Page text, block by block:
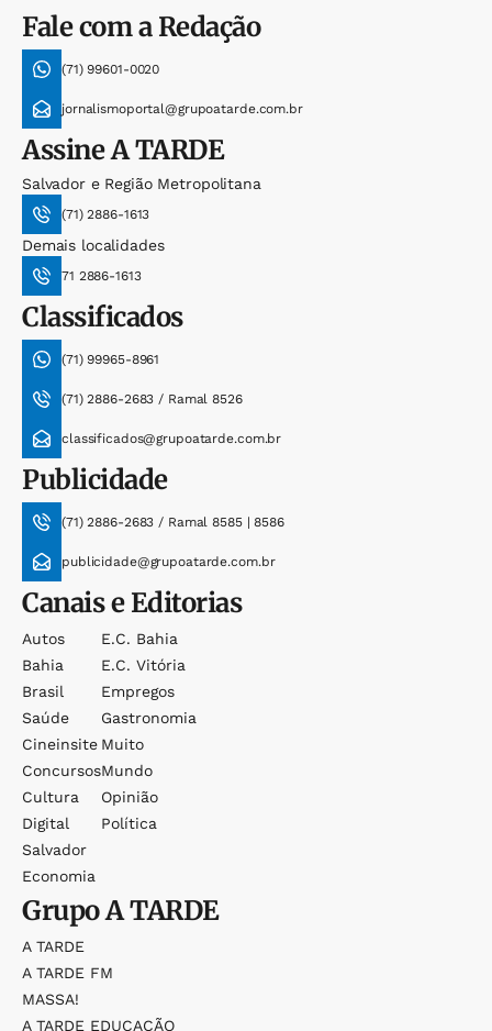
Fale com a Redação
(71) 99601-0020
jornalismoportal@grupoatarde.com.br
AssineA TARDE
Salvador e Região Metropolitana
(71) 2886-1613
Demais localidades
71 2886-1613
Classificados
(71) 99965-8961
(71) 2886-2683 / Ramal 8526
classificados@grupoatarde.com.br
Publicidade
(71) 2886-2683 / Ramal 8585 | 8586
publicidade@grupoatarde.com.br
Canais e Editorias
Autos
Bahia
Brasil
Saúde
Cineinsite
Concursos
Cultura
Digital
Salvador
Economia
E.c. Bahia
E.c. Vitória
Empregos
Gastronomia
Muito
Mundo
Opinião
Política
GrupoA TARDE
A TARDE
A TARDE FM
MASSA!
A TARDE EDUCAÇÃO